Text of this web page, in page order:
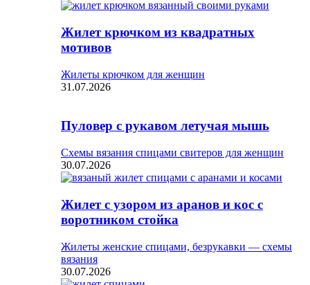
Жилет крючком из квадратных
мотивов
Жилеты крючком для женщин
31.07.2026
Пуловер с рукавом летучая мышь
Схемы вязания спицами свитеров для женщин
30.07.2026
Жилет с узором из аранов и кос с
воротником стойка
Жилеты женские спицами, безрукавки — схемы
вязания
30.07.2026